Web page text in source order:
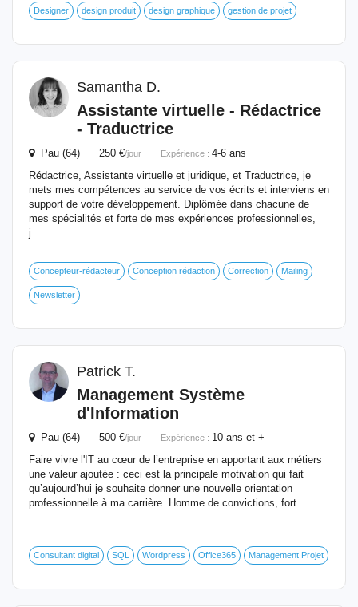
Designer design produit design graphique gestion de projet
Samantha D.
Assistante virtuelle - Rédactrice
- Traductrice
Pau (64) 250 €/jour Expérience : 4-6 ans
Rédactrice, Assistante virtuelle et juridique, et Traductrice, je
mets mes compétences au service de vos écrits et interviens en
support de votre développement. Diplômée dans chacune de
mes spécialités et forte de mes expériences professionnelles,
j...
Concepteur-rédacteur Conception rédaction Correction Mailing
Newsletter
Patrick T.
Management Système
d'Information
Pau (64) 500 €/jour Expérience : 10 ans et +
Faire vivre l'IT au cœur de l’entreprise en apportant aux métiers
une valeur ajoutée : ceci est la principale motivation qui fait
qu’aujourd’hui je souhaite donner une nouvelle orientation
professionnelle à ma carrière. Homme de convictions, fort...
Consultant digital SQL Wordpress Office365 Management Projet